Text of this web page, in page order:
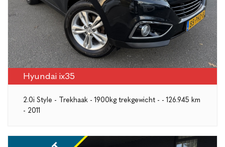
Hyundai ix35
2.0i Style - Trekhaak - 1900kg trekgewicht - - 126.945 km
- 2011